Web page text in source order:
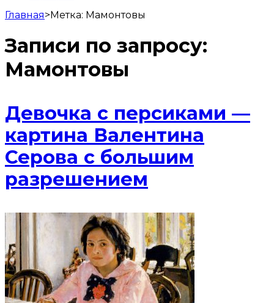
Главная>Метка: Мамонтовы
Записи по запросу:
Мамонтовы
Девочка с персиками —
картина Валентина
Серова с большим
разрешением